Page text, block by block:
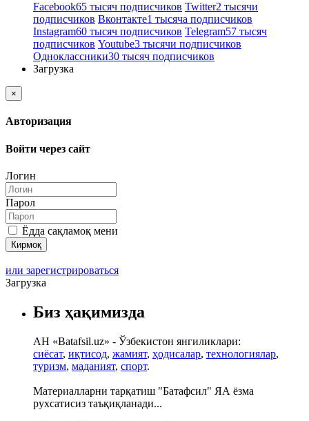
Facebook65 тысяч подписчиков Twitter2 тысячи
подписчиков Вконтакте1 тысяча подписчиков
Instagram60 тысяч подписчиков Telegram57 тысяч
подписчиков Youtube3 тысячи подписчиков
Одноклассники30 тысяч подписчиков
Загрузка
×
Авторизация
Войти через сайт
Логин
Парол
Ёдда сақламоқ мени
или зарегистрироваться
Загрузка
Биз ҳақимизда
АН «Batafsil.uz» - Ўзбекистон янгиликлари:
сиёсат, иқтисод, жамият, ҳодисалар, технологиялар,
туризм, маданият, спорт.
Материалларни тарқатиш "Батафсил" ЯА ёзма
рухсатисиз таъқиқланади...